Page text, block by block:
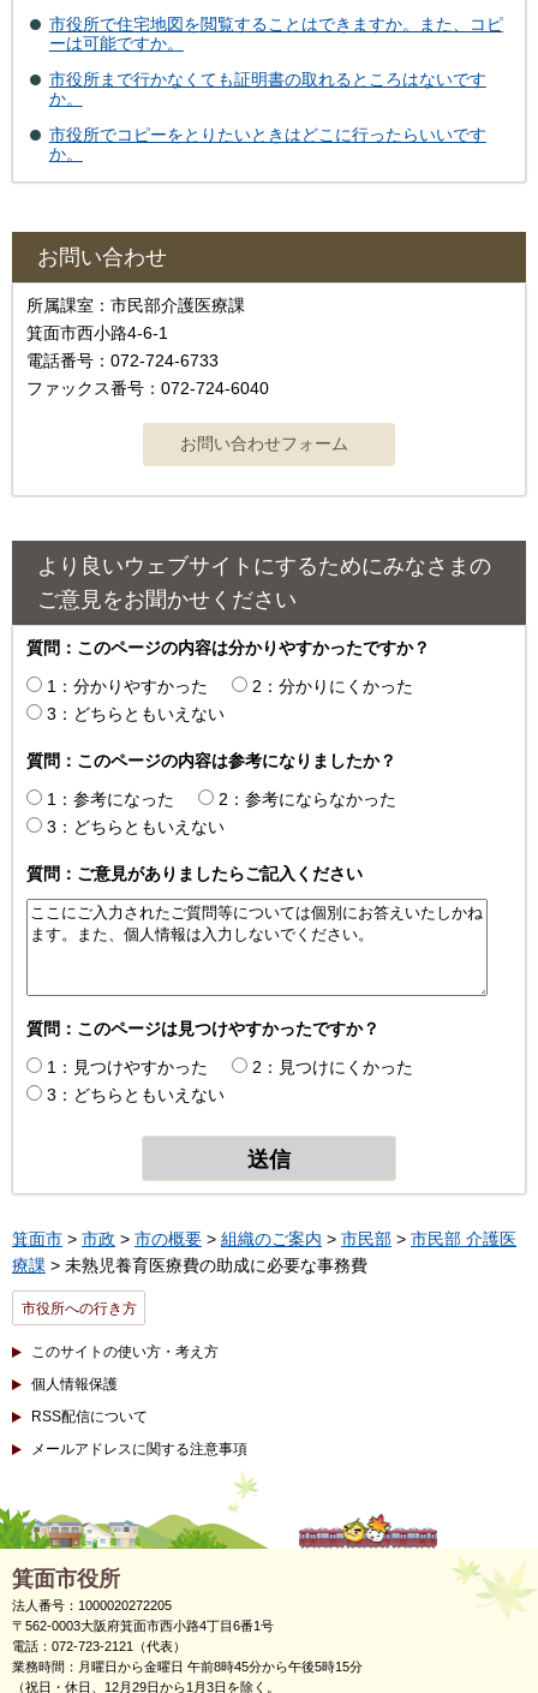
市役所で住宅地図を閲覧することはできますか。また、コピ
ーは可能ですか。
市役所まで行かなくても証明書の取れるところはないです
か。
市役所でコピーをとりたいときはどこに行ったらいいです
か。
お問い合わせ
所属課室：市民部介護医療課
箕面市西小路4‐6‐1
電話番号：072-724-6733
ファックス番号：072-724-6040
より良いウェブサイトにするためにみなさまの
ご意見をお聞かせください
質問：このページの内容は分かりやすかったですか？
1：分かりやすかった
2：分かりにくかった
3：どちらともいえない
質問：このページの内容は参考になりましたか？
1：参考になった
2：参考にならなかった
3：どちらともいえない
質問：ご意見がありましたらご記入ください
質問：このページは見つけやすかったですか？
1：見つけやすかった
2：見つけにくかった
3：どちらともいえない
箕面市 > 市政 > 市の概要 > 組織のご案内 > 市民部 > 市民部 介護医
療課 > 未熟児養育医療費の助成に必要な事務費
市役所への行き方
このサイトの使い方・考え方
個人情報保護
RSS配信について
メールアドレスに関する注意事項
箕面市役所
法人番号：1000020272205
〒562-0003大阪府箕面市西小路4丁目6番1号
電話：072-723-2121（代表）
業務時間：月曜日から金曜日 午前8時45分から午後5時15分
（祝日・休日、12月29日から1月3日を除く。